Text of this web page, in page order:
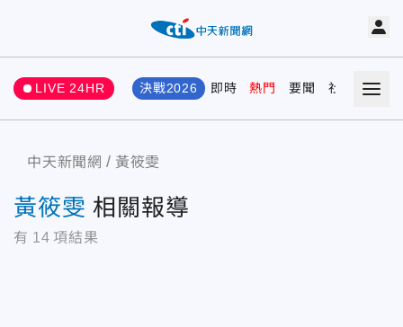
LIVE 24HR 決戰2026 即時 熱門 要聞 社會 娛樂
中天新聞網 黃筱雯
黃筱雯 相關報導
有 14 項結果